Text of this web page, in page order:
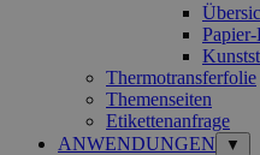
Thermotransferfolie
Themenseiten
Etikettenanfrage
ANWENDUNGEN
▼